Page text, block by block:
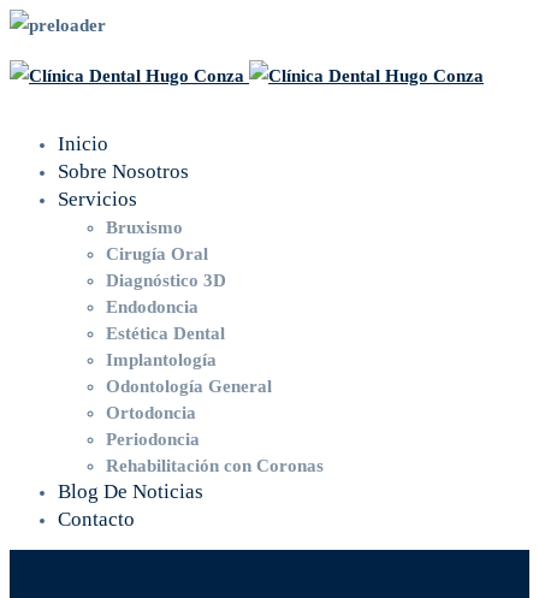
Inicio
Sobre Nosotros
Servicios
Bruxismo
Cirugía Oral
Diagnóstico 3D
Endodoncia
Estética Dental
Implantología
Odontología General
Ortodoncia
Periodoncia
Rehabilitación con Coronas
Blog De Noticias
Contacto